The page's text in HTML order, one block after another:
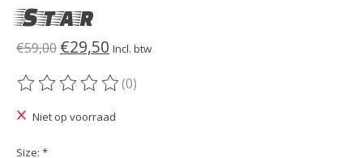
Star
€59,00 €29,50 Incl. btw
De beoordeling van dit product is
(0)
Niet op voorraad
Size: *